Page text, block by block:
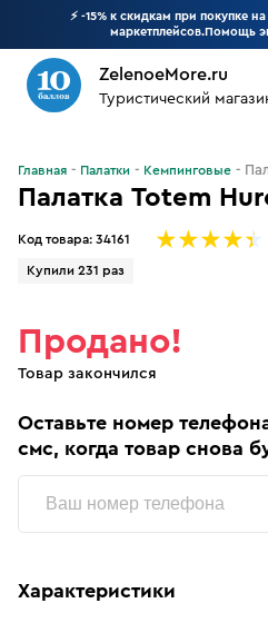
⚡ -15% к скидкам при покупке
маркетплейсов.Помощь
ZelenoeMore.ru
Туристический
Палатка Totem
Код товара: 34161
Купили 231 раз
Главная Палатки Кемпинговые
Продано!
Товар закончился
Оставьте номер
смс, когда товар снова
Характеристики